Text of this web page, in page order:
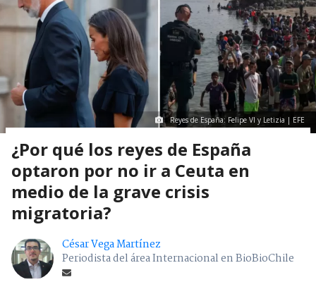
Reyes de España: Felipe VI y Letizia | EFE
¿Por qué los reyes de España
optaron por no ir a Ceuta en
medio de la grave crisis
migratoria?
César Vega Martínez
Periodista del área Internacional en BioBioChile